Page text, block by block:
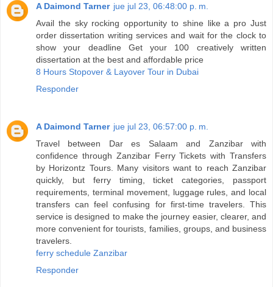
A Daimond Tarner jue jul 23, 06:48:00 p. m.
Avail the sky rocking opportunity to shine like a pro Just
order dissertation writing services and wait for the clock to
show your deadline Get your 100 creatively written
dissertation at the best and affordable price
8 Hours Stopover & Layover Tour in Dubai
Responder
A Daimond Tarner jue jul 23, 06:57:00 p. m.
Travel between Dar es Salaam and Zanzibar with
confidence through Zanzibar Ferry Tickets with Transfers
by Horizontz Tours. Many visitors want to reach Zanzibar
quickly, but ferry timing, ticket categories, passport
requirements, terminal movement, luggage rules, and local
transfers can feel confusing for first-time travelers. This
service is designed to make the journey easier, clearer, and
more convenient for tourists, families, groups, and business
travelers.
ferry schedule Zanzibar
Responder